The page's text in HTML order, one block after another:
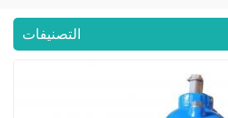
التصنيفات